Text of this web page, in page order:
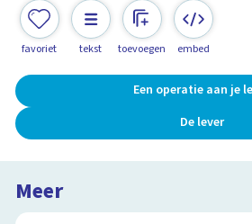
favoriet tekst toevoegen embed
Een operatie aan je
De lever
Meer